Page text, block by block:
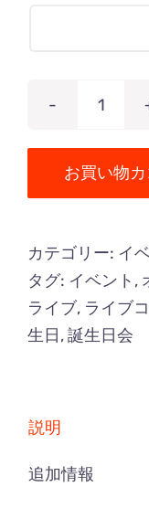
ク
リ
ス
マ
＆
バ
ー
ス
お買い物
カテゴリー: イ
タグ: イベント ,
ライブ, ライブ
生日,誕生日会
説明
追加情報